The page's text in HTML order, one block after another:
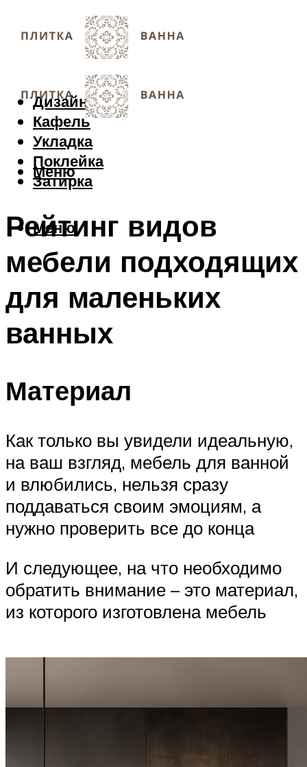
Дизайн
Кафель
Укладка
Поклейка
Затирка
Меню
Меню
Рейтинг видов
мебели подходящих
для маленьких
ванных
Материал
Как только вы увидели идеальную,
на ваш взгляд, мебель для ванной
и влюбились, нельзя сразу
поддаваться своим эмоциям, а
нужно проверить все до конца
И следующее, на что необходимо
обратить внимание – это материал,
из которого изготовлена мебель